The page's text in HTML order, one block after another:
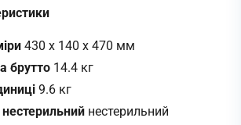
430 х 140 х 470 мм
брутто 14.4 кг
9.6 кг
нестерильний